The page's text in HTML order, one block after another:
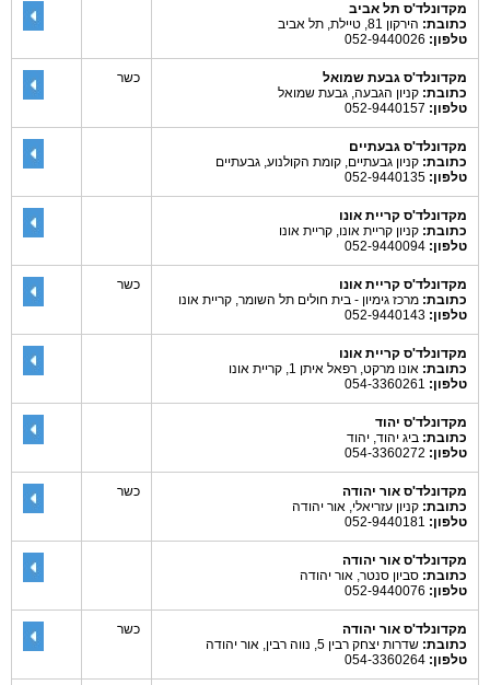
מקדונלד'ס תל אביב
כתובת: הירקון 81, טיילת, תל אביב
טלפון:
מקדונלד'ס גבעת שמואל
כתובת: קניון הגבעה, גבעת שמואל
טלפון:
כשר
מקדונלד'ס גבעתיים
כתובת: קניון גבעתיים, קומת הקולנוע, גבעתיים
טלפון:
מקדונלד'ס קריית אונו
כתובת: קניון קריית אונו, קריית אונו
טלפון:
מקדונלד'ס קריית אונו
כתובת: מרכז גימיון - בית חולים תל השומר, קריית אונו
טלפון:
כשר
מקדונלד'ס קריית אונו
כתובת: אונו מרקט, רפאל איתן 1, קריית אונו
טלפון:
מקדונלד'ס יהוד
כתובת: ביג יהוד, יהוד
טלפון:
מקדונלד'ס אור יהודה
כתובת: קניון עזריאלי, אור יהודה
טלפון:
כשר
מקדונלד'ס אור יהודה
כתובת: סביון סנטר, אור יהודה
טלפון:
מקדונלד'ס אור יהודה
כתובת: שדרות יצחק רבין 5, נווה רבין, אור יהודה
טלפון:
כשר